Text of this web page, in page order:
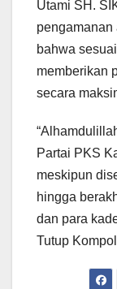
Utami SH.
pengamanan
bahwa
memberikan
secara
Partai PKS
meskipun
hingga
dan para
Tutup